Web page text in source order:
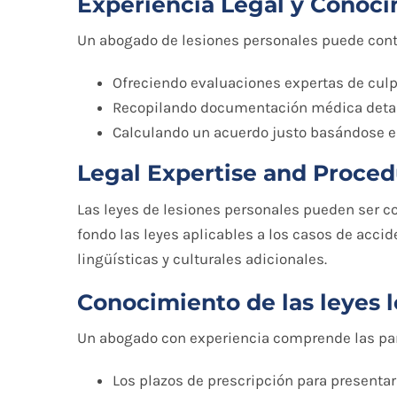
Un abogado de lesiones personales puede
Ofreciendo evaluaciones expertas de
Recopilando documentación médica
Calculando un acuerdo justo basándose
Legal Expertise and
Las leyes de lesiones personales pueden ser
fondo las leyes aplicables a los casos de
lingüísticas y culturales adicionales.
Conocimiento de las leyes
Un abogado con experiencia comprende las
Los plazos de prescripción para